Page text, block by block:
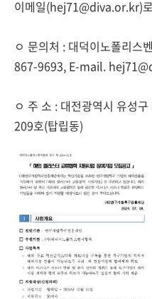
이메일(hej71@diva.or.kr)
ㅇ 문의처 : 대덕이노폴리스
867-9693, E-mail.
ㅇ 주 소 : 대전광역시 유성
209호(탑립동)